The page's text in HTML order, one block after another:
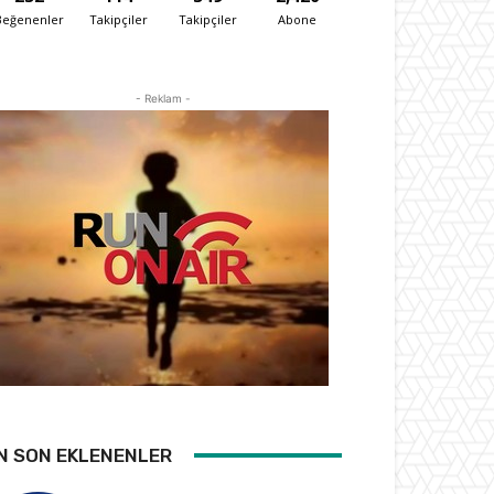
Takipçiler Takipçiler Abone
- Reklam -
SON EKLENENLER